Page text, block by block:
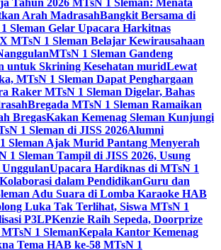
Tahun 2026 MTsN 1 Sleman: Menata
Arah MadrasahBangkit Bersama di
Sleman Gelar Upacara Harkitnas
MTsN 1 Sleman Belajar Kewirausahaan
MTsN 1 Sleman Gandeng
untuk Skrining Kesehatan muridLewat
MTsN 1 Sleman Dapat Penghargaan
Raker MTsN 1 Sleman Digelar, Bahas
Bregada MTsN 1 Sleman Ramaikan
BregasKakan Kemenag Sleman Kunjungi
1 Sleman di JISS 2026Alumni
Sleman Ajak Murid Pantang Menyerah
1 Sleman Tampil di JISS 2026, Usung
Upacara Hardiknas di MTsN 1
dalam PendidikanGuru dan
Adu Suara di Lomba Karaoke HAB
Luka Tak Terlihat, Siswa MTsN 1
P3LPKenzie Raih Sepeda, Doorprize
1 SlemanKepala Kantor Kemenag
Tema HAB ke-58 MTsN 1